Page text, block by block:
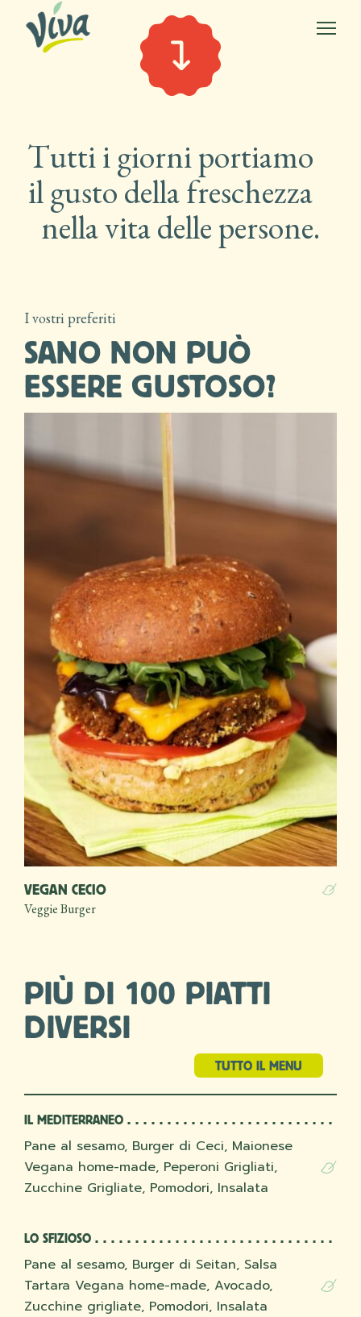
Tutti i giorni portiamo
il gusto della freschezza
nella vita delle persone.
I vostri preferiti
SANO NON PUÒ
ESSERE GUSTOSO?
SALMONE & AVOCADO
Club Sandwich
PIÙ DI 100 PIATTI
DIVERSI
TUTTO IL MENU
IL MEDITERRANEO
Pane al sesamo, Burger di Ceci, Maionese
Vegana home-made, Peperoni Grigliati,
Zucchine Grigliate, Pomodori, Insalata
LO SFIZIOSO
Pane al sesamo, Burger di Seitan, Salsa
Tartara Vegana home-made, Avocado,
Zucchine grigliate, Pomodori, Insalata